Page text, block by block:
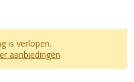
is verlopen.
aanbiedingen.